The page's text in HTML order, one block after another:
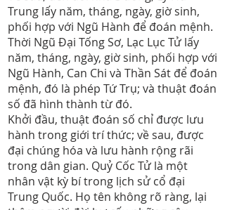
Trung lấy năm, tháng, ngày, giờ sinh,
phối hợp với Ngũ Hành để đoán mệnh.
Thời Ngũ Đại Tống Sơ, Lạc Lục Tử lấy
năm, tháng, ngày, giờ sinh, phối hợp với
Ngũ Hành, Can Chi và Thần Sát để đoán
mệnh, đó là phép Tứ Trụ; và thuật đoán
số đã hình thành từ đó.
Khởi đầu, thuật đoán số chỉ được lưu
hành trong giới trí thức; về sau, được
đại chúng hóa và lưu hành rộng rãi
trong dân gian. Quỷ Cốc Tử là một
nhân vật kỳ bí trong lịch sử cổ đại
Trung Quốc. Họ tên không rõ ràng, lại